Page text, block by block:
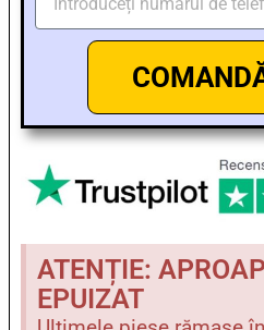
ATENȚIE:
EPUIZAT